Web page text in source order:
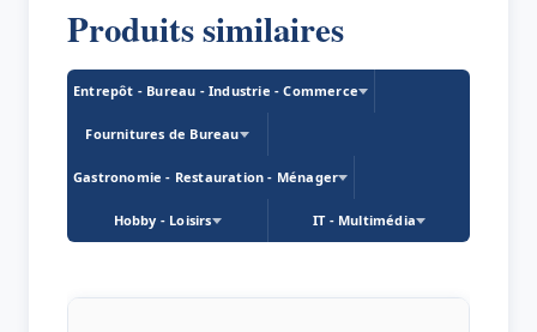
Produits similaires
Entrepôt - Bureau - Industrie - Commerce
Fournitures de Bureau
Gastronomie - Restauration - Ménager
Hobby - Loisirs IT - Multimédia